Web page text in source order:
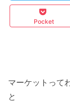
Pocket
マーケットって
と